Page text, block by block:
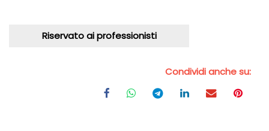
Riservato ai professionisti
Condividi anche su: